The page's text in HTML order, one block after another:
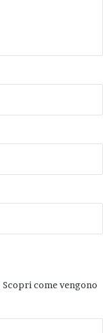
Scopri come vengono